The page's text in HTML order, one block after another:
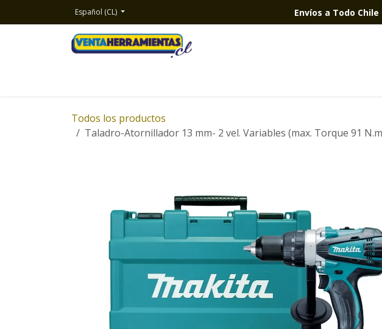
Español (CL) Envíos a Todo
Todos los productos
Taladro-Atornillador 13 mm- 2 vel. Variables (max. Torque 91